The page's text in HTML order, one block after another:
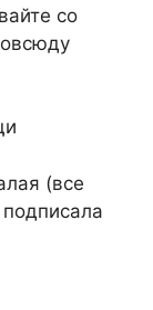
со
(все